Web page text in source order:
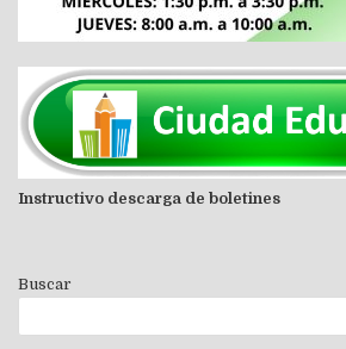
Instructivo descarga de boletines
Buscar